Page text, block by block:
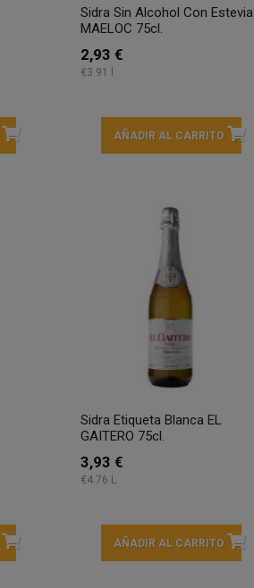
Sidra Sin Alcohol Con Estevia
MAELOC 75cl.
2,93 €
€3.91 l
AÑADIR AL CARRITO
Sidra Etiqueta Blanca EL
GAITERO 75cl.
3,93 €
€4.76 L
AÑADIR AL CARRITO